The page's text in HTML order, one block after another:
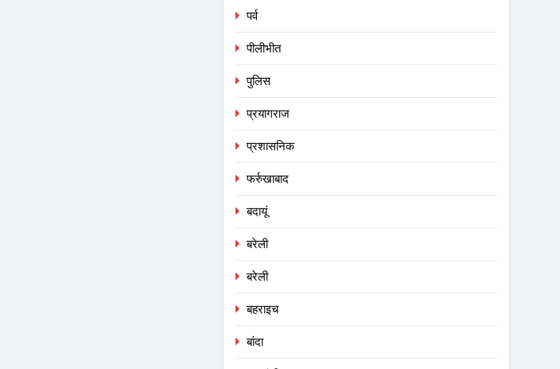
पर्व
पीलीभीत
पुलिस
प्रयागराज
प्रशासनिक
फर्रुखाबाद
बदायूं
बरेली
बरेली
बहराइच
बांदा